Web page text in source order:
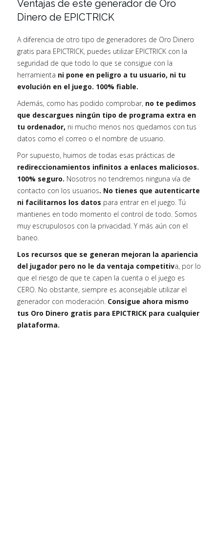
Ventajas de este generador de Oro
Dinero de EPICTRICK
A diferencia de otro tipo de generadores de Oro Dinero
gratis para EPICTRICK, puedes utilizar EPICTRICK con la
seguridad de que todo lo que se consigue con la
herramienta ni pone en peligro a tu usuario, ni tu
evolución en el juego. 100% fiable.
Además, como has podido comprobar, no te pedimos
que descargues ningún tipo de programa extra en
tu ordenador, ni mucho menos nos quedamos con tus
datos como el correo o el nombre de usuario.
Por supuesto, huimos de todas esas prácticas de
redireccionamientos infinitos a enlaces maliciosos.
100% seguro. Nosotros no tendremos ninguna vía de
contacto con los usuarios. No tienes que autenticarte
ni facilitarnos los datos para entrar en el juego. Tú
mantienes en todo momento el control de todo. Somos
muy escrupulosos con la privacidad. Y más aún con el
baneo.
Los recursos que se generan mejoran la apariencia
del jugador pero no le da ventaja competitiva, por lo
que el riesgo de que te capen la cuenta o el juego es
CERO. No obstante, siempre es aconsejable utilizar el
generador con moderación. Consigue ahora mismo
tus Oro Dinero gratis para EPICTRICK para cualquier
plataforma.